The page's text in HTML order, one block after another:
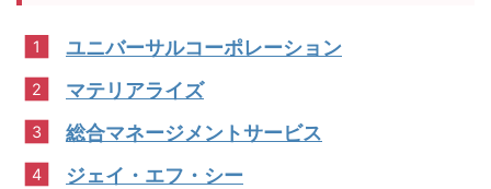
ユニバーサルコーポレーション
マテリアライズ
総合マネージメントサービス
ジェイ・エフ・シー